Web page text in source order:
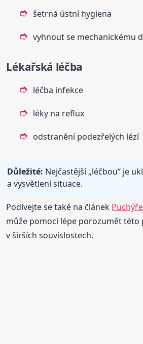
šetrná ústní hygiena
vyhnout se mechanickému
Lékařská léčba
léčba infekce
léky na reflux
odstranění podezřelých lézí
Důležité: Nejčastější „léčbou“ je
a vysvětlení situace.
Podívejte se také na článek
může pomoci lépe porozumět této
v širších souvislostech.